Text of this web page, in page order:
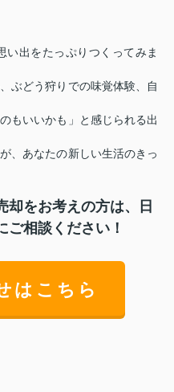
い出をたっぷりつくってみま
ぶどう狩りでの味覚体験、自
もいいかも」と感じられる出
、あなたの新しい生活のきっ
却をお考えの方は、日
ご相談ください！
はこちら